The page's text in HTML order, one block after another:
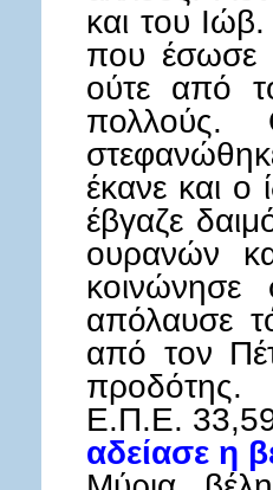
και του
που έσωσε
ούτε από
έκανε και
έβγαζε
ουρανών
κοινώνησε
απόλαυσε
από τον
προδότης.
Ε.Π.Ε.
αδείασε η